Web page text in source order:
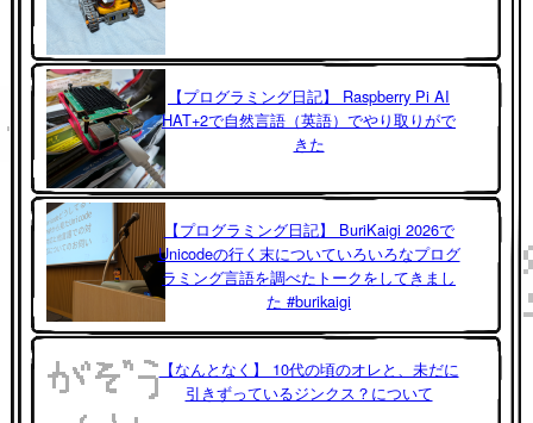
【プログラミング日記】 Raspberry Pi AI
HAT+2で自然言語（英語）でやり取りがで
きた
【プログラミング日記】 BuriKaigi 2026で
Unicodeの行く末についていろいろなプログ
ラミング言語を調べたトークをしてきまし
た #burikaigi
【なんとなく】 10代の頃のオレと、未だに
引きずっているジンクス？について